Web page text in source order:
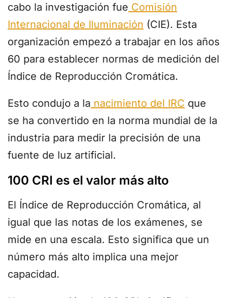
cabo la investigación fue Comisión
Internacional de Iluminación (CIE). Esta
organización empezó a trabajar en los años
60 para establecer normas de medición del
Índice de Reproducción Cromática.
Esto condujo a la nacimiento del IRC que
se ha convertido en la norma mundial de la
industria para medir la precisión de una
fuente de luz artificial.
100 CRI es el valor más alto
El Índice de Reproducción Cromática, al
igual que las notas de los exámenes, se
mide en una escala. Esto significa que un
número más alto implica una mejor
capacidad.